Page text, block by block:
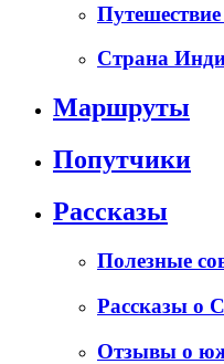
Страна
Маршруты
Попутчики
Рассказы
Полезные
Рассказы о
Отзывы о